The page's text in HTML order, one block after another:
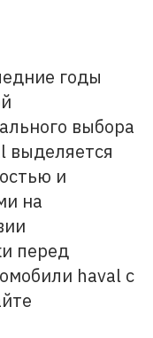
годы
выбора
выделяется
и
на
перед
hаval с